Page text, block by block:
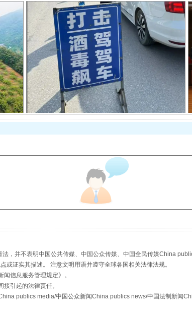
酒驾未被当场查获能处罚吗
，并不表明中国公共传媒、中国公众传媒、中国全民传媒China
证实其描述。 注意文明用语并遵守全球各国相关法律法规。
闻信息服务管理规定》。
引起的法律责任。
publics media/中国公众新闻China publics news/中国法制新闻